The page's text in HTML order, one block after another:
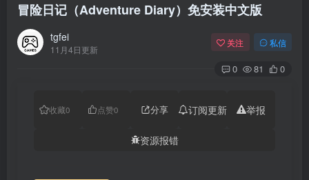
冒险日记（Adventure Diary）免安装中文版
tgfei
11月4日更新
关注 私信
0 81 0
收藏0 点赞0 分享 订阅更新 举报
资源报错